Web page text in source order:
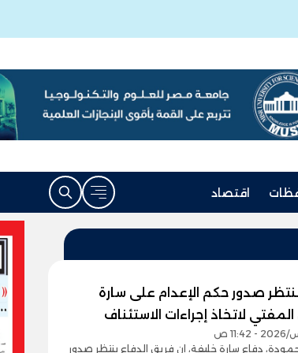
اقتصاد
صدور حكم الإعدام على سارة
لاتخاذ إجراءات الاستئناف
دفاع سارة خليفة، إن فريق الدفاع ينتظر صدور